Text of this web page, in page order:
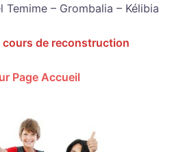
Temime – Grombalia – Kélibia
cours de reconstruction
Page Accueil